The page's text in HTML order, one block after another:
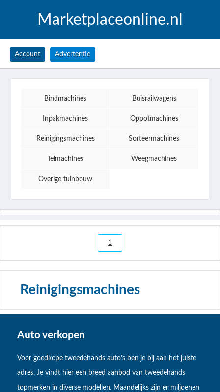
Marketplaceonline.nl
Account Advertentie
Bindmachines Buisrailwagens
Inpakmachines Oppotmachines
Reinigingsmachines Sorteermachines
Telmachines Weegmachines
Overige tuinbouw
1
Reinigingsmachines
Auto verkopen
Voor goedkope tweedehands auto’s ben je bij aan het juiste
adres. Je vindt hier een breed aanbod van tweedehands
topmerken in diverse modellen. Maandelijks zijn er miljoenen